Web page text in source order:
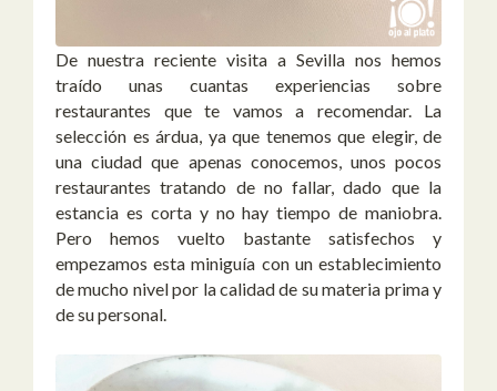
De nuestra reciente visita a Sevilla nos hemos
traído unas cuantas experiencias sobre
restaurantes que te vamos a recomendar. La
selección es árdua, ya que tenemos que elegir, de
una ciudad que apenas conocemos, unos pocos
restaurantes tratando de no fallar, dado que la
estancia es corta y no hay tiempo de maniobra.
Pero hemos vuelto bastante satisfechos y
empezamos esta miniguía con un establecimiento
de mucho nivel por la calidad de su materia prima y
de su personal.